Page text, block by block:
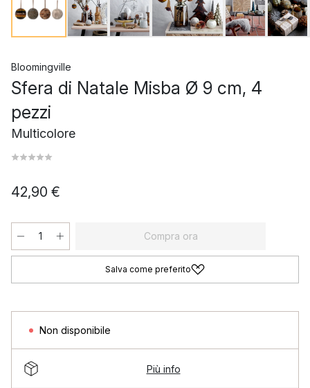
Bloomingville
Sfera di Natale Misba Ø 9 cm, 4
pezzi
Multicolore
42,90 €
Compra ora
Salva come preferito
Non disponibile
Più info